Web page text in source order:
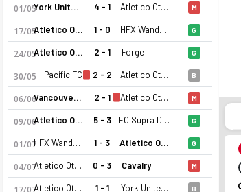
01/05 York United FC 4 - 1 Atletico Ottawa M
17/05 Atletico Ottawa 1 - 0 HFX Wanderers G
24/05 Atletico Ottawa 2 - 1 Forge G
30/05 Pacific FC 2 - 2 Atletico Ottawa B
06/06 Vancouver FC 2 - 1 Atletico Ottawa M
09/06 Atletico Ottawa 5 - 3 FC Supra Du Quebec G
01/07 HFX Wanderers 1 - 3 Atletico Ottawa G
04/07 Atletico Ottawa 0 - 3 Cavalry M
17/07 Atletico Ottawa 1 - 1 York United FC B